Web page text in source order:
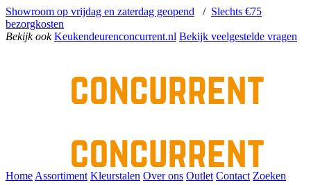
Showroom op vrijdag en zaterdag geopend / Slechts €75
bezorgkosten
Bekijk ook Keukendeurenconcurrent.nl Bekijk veelgestelde vragen
Home Assortiment Kleurstalen Over ons Outlet Contact Zoeken